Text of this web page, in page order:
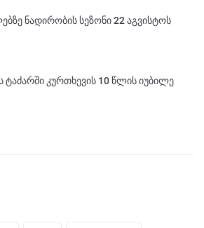
ნადირობის სეზონი 22 აგვისტოს
ტაძარში კურთხევის 10 წლის იუბილე